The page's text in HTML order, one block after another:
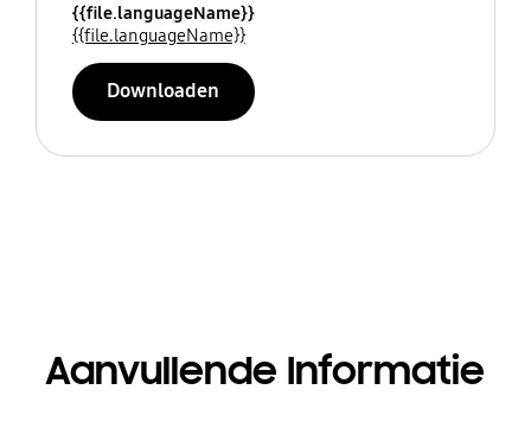
{{file.languageName}}
{{file.languageName}}
Downloaden
Aanvullende Informatie